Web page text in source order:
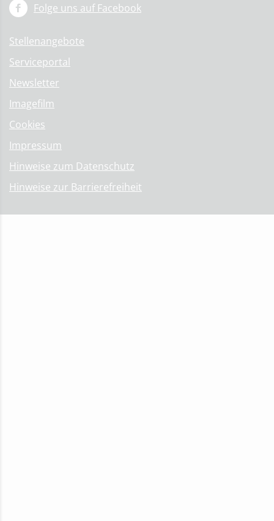
Folge uns auf Facebook
Stellenangebote
Serviceportal
Newsletter
Imagefilm
Cookies
Impressum
Hinweise zum Datenschutz
Hinweise zur Barrierefreiheit